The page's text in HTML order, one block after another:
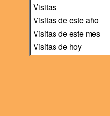
Visitas
Visitas de este año
Visitas de este mes
Visitas de hoy